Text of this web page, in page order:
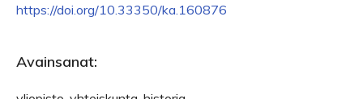
https://doi.org/10.33350/ka.160876
Avainsanat: